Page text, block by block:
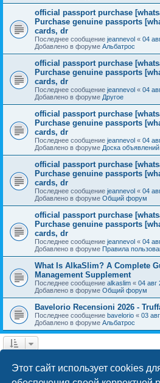
Этот сайт использует cookies
official passport purchase
Purchase genuine passports
cards, dr
Последнее сообщение jeannevol « 04
Добавлено в форуме Альбатрос
official passport purchase
Purchase genuine passports
cards, dr
Последнее сообщение jeannevol « 04
Добавлено в форуме Другое
official passport purchase
Purchase genuine passports
cards, dr
Последнее сообщение jeannevol « 04
Добавлено в форуме Доска объявлений
official passport purchase
Purchase genuine passports
cards, dr
Последнее сообщение jeannevol « 04
Добавлено в форуме Общий форум
official passport purchase
Purchase genuine passports
cards, dr
Последнее сообщение jeannevol « 04
Добавлено в форуме Правила
What Is AlkaSlim? A Complete
Management Supplement
Последнее сообщение alkaslim « 04 авг
Добавлено в форуме Общий форум
Bavelorio Recensioni 2026 -
Последнее сообщение bavelorio « 03
Добавлено в форуме Альбатрос